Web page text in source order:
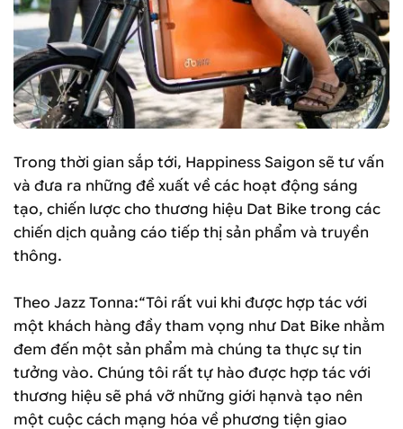
Trong thời gian sắp tới, Happiness Saigon sẽ tư vấn
và đưa ra những đề xuất về các hoạt động sáng
tạo, chiến lược cho thương hiệu Dat Bike trong các
chiến dịch quảng cáo tiếp thị sản phẩm và truyền
thông.
Theo Jazz Tonna:“Tôi rất vui khi được hợp tác với
một khách hàng đầy tham vọng như Dat Bike nhằm
đem đến một sản phẩm mà chúng ta thực sự tin
tưởng vào. Chúng tôi rất tự hào được hợp tác với
thương hiệu sẽ phá vỡ những giới hạnvà tạo nên
một cuộc cách mạng hóa về phương tiện giao